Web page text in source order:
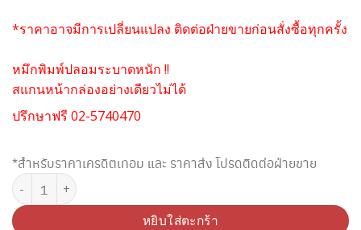
*ราคาอาจมีการเปลี่ยนแปลง ติดต่อฝ่ายขายก่อนสั่งซื้อทุกครั้ง
หมึกพิมพ์ปลอมระบาดหนัก !!
สแกนหน้ากล่องอย่างเดียวไม่ได้
ปรึกษาฟรี 02-5740470
*สำหรับราคาเครดิตเทอม และ ราคาส่ง โปรดติดต่อฝ่ายขาย
จำนวน BROTHER LC-40BK BLACK INK ชิ้น
หยิบใส่ตะกร้า